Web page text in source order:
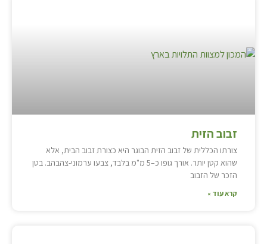
זבוב הזית
צורתו הכללית של זבוב הזית הבוגר היא כצורת זבוב הבית, אלא
שהוא קטן יותר. אורך גופו כ–5 מ"מ בלבד, צבעו ערמוני-צהבהב. בטן
הזכר של הזבוב
קרא עוד »